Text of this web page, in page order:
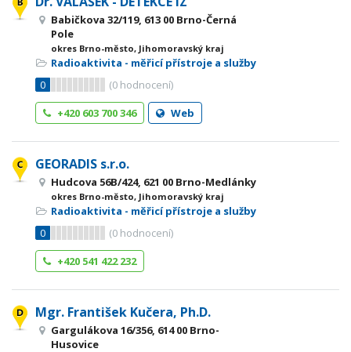
Babičkova 32/119, 613 00 Brno-Černá
Pole
okres Brno-město, Jihomoravský kraj
Radioaktivita - měřicí přístroje a služby
0
(0 hodnocení)
+420 603 700 346
Web
GEORADIS s.r.o.
Hudcova 56B/424, 621 00 Brno-Medlánky
okres Brno-město, Jihomoravský kraj
Radioaktivita - měřicí přístroje a služby
0
(0 hodnocení)
+420 541 422 232
Mgr. František Kučera, Ph.D.
Gargulákova 16/356, 614 00 Brno-
Husovice